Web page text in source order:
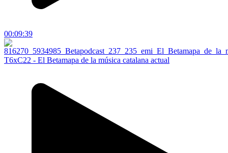
00:09:39
T6xC22 - El Betamapa de la música catalana actual